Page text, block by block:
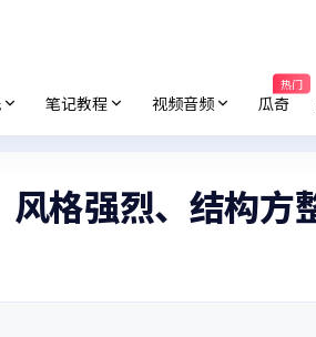
笔记教程 视频音频 瓜奇
热门
格强烈、结构方